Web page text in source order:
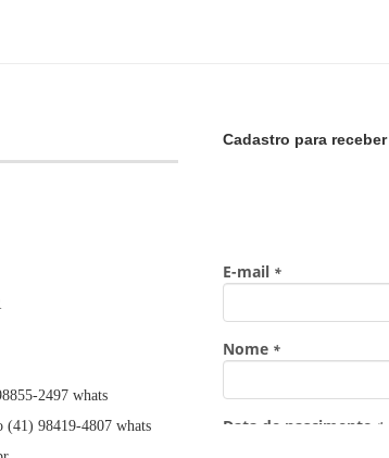
2497 whats
(41) 98419-4807 whats
Cadastro para